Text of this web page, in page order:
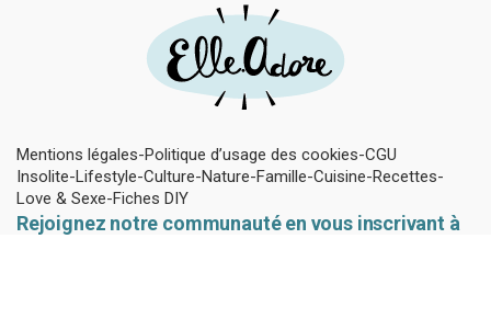
Mentions légales Politique d’usage des cookies CGU
Insolite Lifestyle Culture Nature Famille Cuisine Recettes
Love & Sexe Fiches DIY
Rejoignez notre communauté en vous inscrivant à